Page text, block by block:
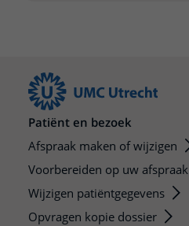
Patiënt en bezoek
Afspraak maken of wijzigen
Voorbereiden op uw afspraak
Wijzigen patiëntgegevens
Opvragen kopie dossier